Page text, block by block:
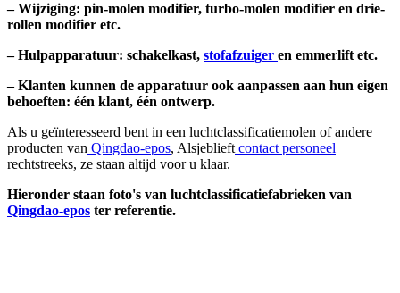
–Wijziging: pin-molen modifier, turbo-molen modifier en drie-
rollen modifier etc.
–Hulpapparatuur: schakelkast, stofafzuiger en emmerlift etc.
–Klanten kunnen de apparatuur ook aanpassen aan hun eigen
behoeften: één klant, één ontwerp.
Als u geïnteresseerd bent in een luchtclassificatiemolen of andere
producten van Qingdao-epos, Alsjeblieft contact personeel
rechtstreeks, ze staan altijd voor u klaar.
Hieronder staan foto's van luchtclassificatiefabrieken van
Qingdao-epos ter referentie.